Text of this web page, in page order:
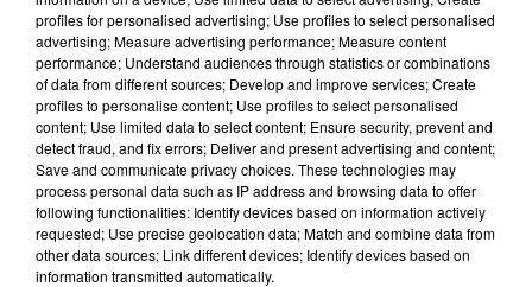
profiles for personalised advertising; Use profiles to select personalised
advertising; Measure advertising performance; Measure content
performance; Understand audiences through statistics or combinations
of data from different sources; Develop and improve services; Create
profiles to personalise content; Use profiles to select personalised
content; Use limited data to select content; Ensure security, prevent and
detect fraud, and fix errors; Deliver and present advertising and content;
Save and communicate privacy choices. These technologies may
process personal data such as IP address and browsing data to offer
following functionalities: Identify devices based on information actively
requested; Use precise geolocation data; Match and combine data from
other data sources; Link different devices; Identify devices based on
information transmitted automatically.